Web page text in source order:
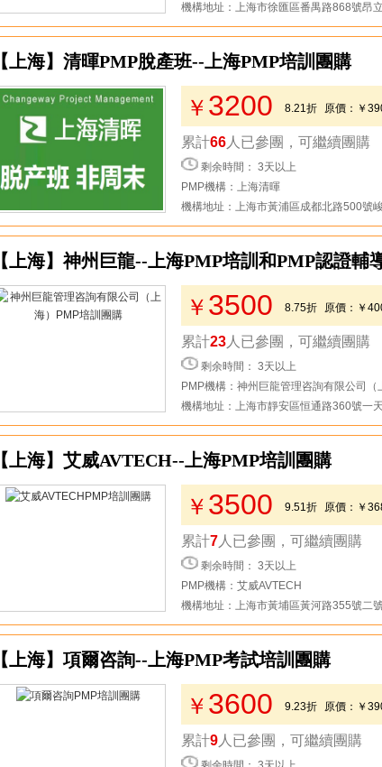
機構地址：上海市徐匯區番禺路868號昂
【上海】清暉PMP脫產班--上海PMP培訓團購
￥ 3200 8.21折 原價： ￥
累計66 人已參團，可繼續團購
剩余時間： 3天以上
PMP機構：上海清暉
機構地址：上海市黃浦區成都北路500號
【上海】神州巨龍--上海PMP培訓和PMP認證輔
￥ 3500 8.75折 原價： ￥
累計23 人已參團，可繼續團購
剩余時間： 3天以上
PMP機構：神州巨龍管理咨詢有限公司（
機構地址：上海市靜安區恒通路360號一
【上海】艾威AVTECH--上海PMP培訓團購
￥ 3500 9.51折 原價： ￥
累計7 人已參團，可繼續團購
剩余時間： 3天以上
PMP機構：艾威AVTECH
機構地址：上海市黃埔區黃河路355號二
【上海】項爾咨詢--上海PMP考試培訓團購
￥ 3600 9.23折 原價： ￥
累計9 人已參團，可繼續團購